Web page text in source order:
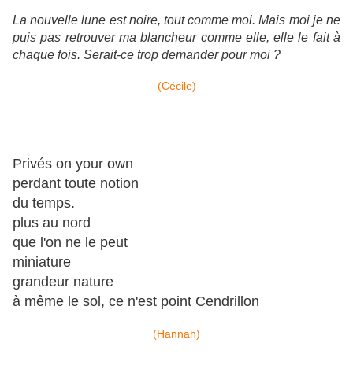
La nouvelle lune est noire, tout comme moi. Mais moi je ne
puis pas retrouver ma blancheur comme elle, elle le fait à
chaque fois. Serait-ce trop demander pour moi ?
(Cécile)
Privés on your own
perdant toute notion
du temps.
plus au nord
que l'on ne le peut
miniature
grandeur nature
à même le sol, ce n'est point Cendrillon
(Hannah)